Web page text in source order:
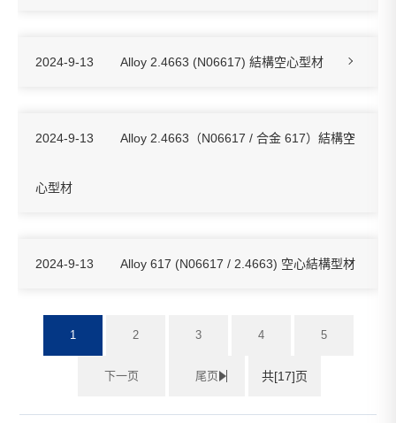
2024-9-13 Alloy 2.4663 (N06617) 結構空心型材
2024-9-13 Alloy 2.4663（N06617 / 合金 617）結構空
心型材
2024-9-13 Alloy 617 (N06617 / 2.4663) 空心結構型材
1 2 3 4 5
下一页 尾页 共[17]页